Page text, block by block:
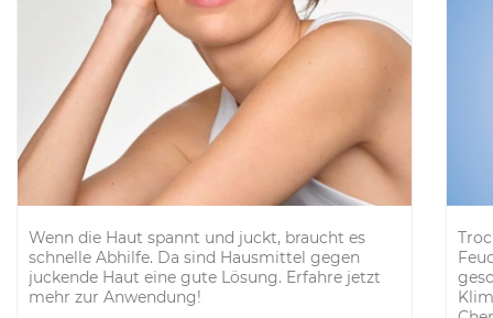
Wenn die Haut spannt und juckt, braucht es
schnelle Abhilfe. Da sind Hausmittel gegen
juckende Haut eine gute Lösung. Erfahre jetzt
mehr zur Anwendung!